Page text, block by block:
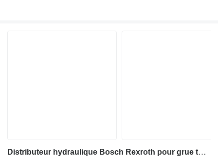
Distributeur hydraulique Bosch Rexroth pour grue tout-terrain Tadano ATF-80